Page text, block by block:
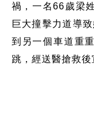
禍，一名66歲梁
巨大撞擊力道導
到另一個車道重
跳，經送醫搶救後